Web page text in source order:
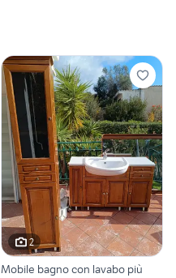
2
Mobile bagno con lavabo più